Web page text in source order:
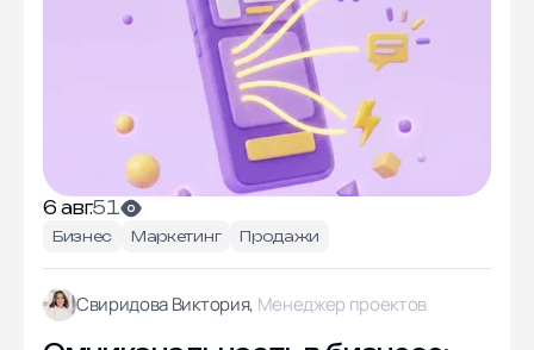
6 авг.51
Бизнес Маркетинг Продажи
Свиридова Виктория, Менеджер проектов